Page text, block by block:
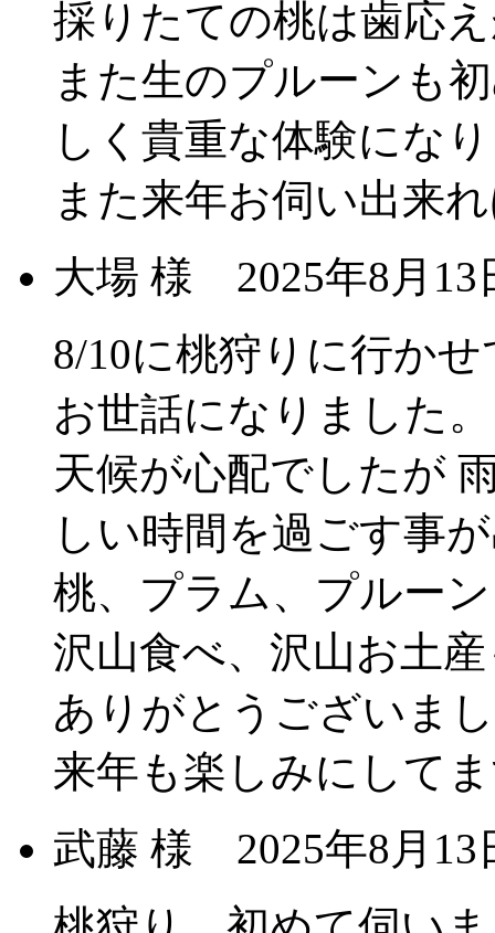
採りたての桃は歯応
また生のプルーンも
しく貴重な体験にな
また来年お伺い出来
大場 様
2025年8月
8/10に桃狩りに行か
お世話になりました。
天候が心配でしたが
しい時間を過ごす事
桃、プラム、プルー
沢山食べ、沢山お土
ありがとうございま
来年も楽しみにして
武藤 様
2025年8月